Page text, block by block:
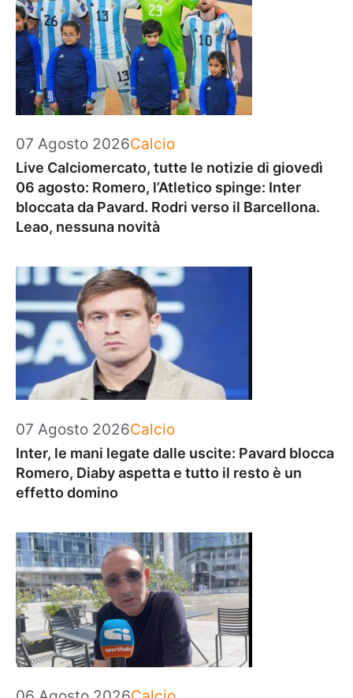
07 Agosto 2026Categorie
Calcio
Live Calciomercato, tutte le notizie di giovedì
06 agosto: Romero, l’Atletico spinge: Inter
bloccata da Pavard. Rodri verso il Barcellona.
Leao, nessuna novità
07 Agosto 2026Categorie
Calcio
Inter, le mani legate dalle uscite: Pavard blocca
Romero, Diaby aspetta e tutto il resto è un
effetto domino
Categorie